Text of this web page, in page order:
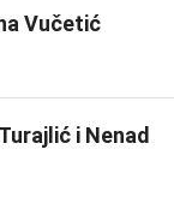
Vučetić
i Nenad